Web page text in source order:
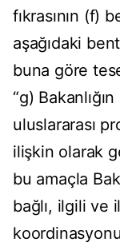
fıkrasının (f)
aşağıdaki
buna göre
“g)
uluslararası
ilişkin olarak
bu amaçla
bağlı, ilgili ve